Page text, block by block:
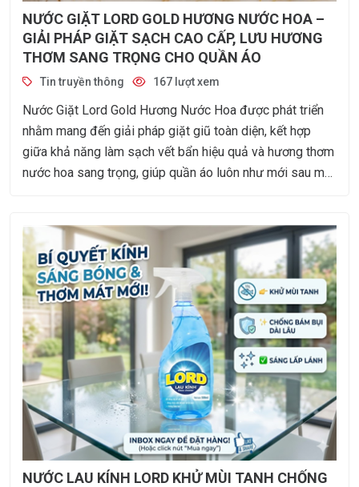
NƯỚC GIẶT LORD GOLD HƯƠNG NƯỚC HOA –
GIẢI PHÁP GIẶT SẠCH CAO CẤP, LƯU HƯƠNG
THƠM SANG TRỌNG CHO QUẦN ÁO
Tin truyền thông 167 lượt xem
Nước Giặt Lord Gold Hương Nước Hoa được phát triển
nhằm mang đến giải pháp giặt giũ toàn diện, kết hợp
giữa khả năng làm sạch vết bẩn hiệu quả và hương thơm
nước hoa sang trọng, giúp quần áo luôn như mới sau mỗi
quần áo.
NƯỚC LAU KÍNH LORD KHỬ MÙI TANH CHỐNG